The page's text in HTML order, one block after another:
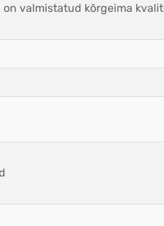
valmistatud kõrgeima